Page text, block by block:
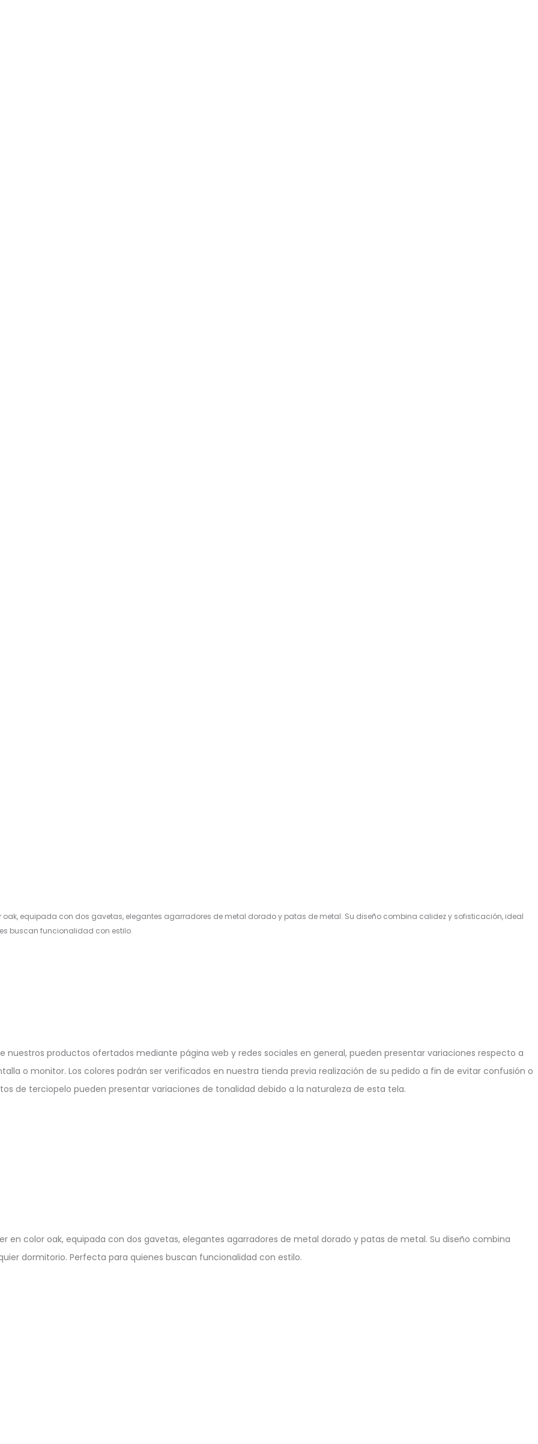
oak, equipada con dos gavetas, elegantes agarradores de metal dorado y patas de metal. Su diseño combina calidez y sofisticación, ideal
buscan funcionalidad con estilo.
de nuestros productos ofertados mediante página web y redes sociales en general, pueden presentar variaciones respecto a
o monitor. Los colores podrán ser verificados en nuestra tienda previa realización de su pedido a fin de evitar confusión o
de terciopelo pueden presentar variaciones de tonalidad debido a la naturaleza de esta tela.
en color oak, equipada con dos gavetas, elegantes agarradores de metal dorado y patas de metal. Su diseño combina
dormitorio. Perfecta para quienes buscan funcionalidad con estilo.